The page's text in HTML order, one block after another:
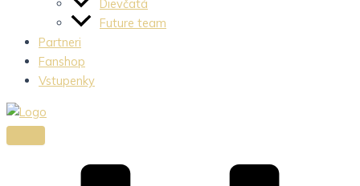
Dievčatá
Future team
Partneri
Fanshop
Vstupenky